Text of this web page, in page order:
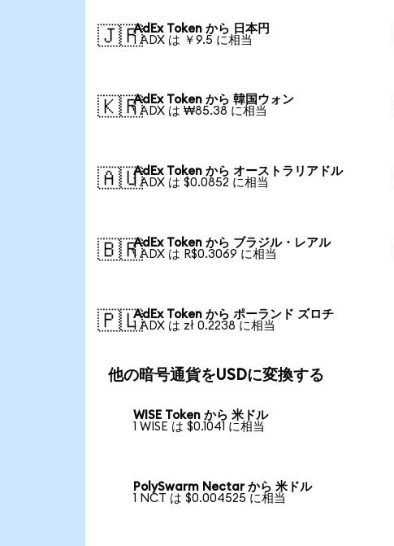
🇯🇵AdEx Token から 日本円
1 ADX は ￥9.5 に相当
🇰🇷AdEx Token から 韓国ウォン
1 ADX は ₩85.38 に相当
🇦🇺AdEx Token から オーストラリアドル
1 ADX は $0.0852 に相当
🇧🇷AdEx Token から ブラジル・レアル
1 ADX は R$0.3069 に相当
🇵🇱AdEx Token から ポーランド ズロチ
1 ADX は zł 0.2238 に相当
他の暗号通貨をUSDに変換する
WISE Token から 米ドル
1 WISE は $0.1041 に相当
PolySwarm Nectar から 米ドル
1 NCT は $0.004525 に相当